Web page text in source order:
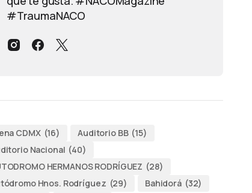
#TraumaNACO
CDMX (16) Auditorio BB (15)
Nacional (40)
HERMANOS RODRÍGUEZ (28)
Hnos. Rodríguez (29) Bahidorá (32)